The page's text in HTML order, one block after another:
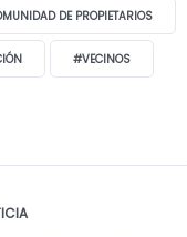
DE PROPIETARIOS
#VECINOS